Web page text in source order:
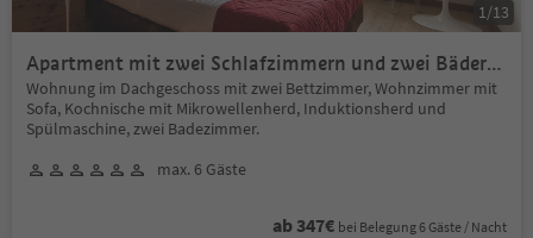
Apartment mit zwei Schlafzimmern und zwei Bäder
für 6 Personen
Wohnung im Dachgeschoss mit zwei Bettzimmer, Wohnzimmer mit
Sofa, Kochnische mit Mikrowellenherd, Induktionsherd und
Spülmaschine, zwei Badezimmer.
max. 6 Gäste
ab 347€ bei Belegung 6 Gäste / Nacht
1/13